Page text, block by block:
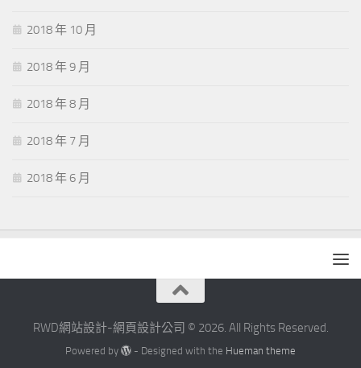
2018 年 10 月
2018 年 9 月
2018 年 8 月
2018 年 7 月
2018 年 6 月
RWD網站設計-網頁設計公司 © 2026. All Rights Reserved.
Powered by - Designed with the Hueman theme